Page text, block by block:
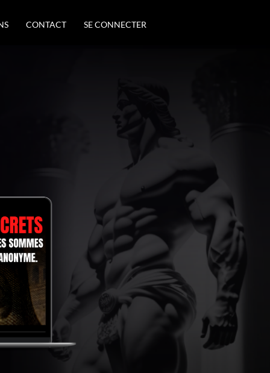
CONTACT SE CONNECTER